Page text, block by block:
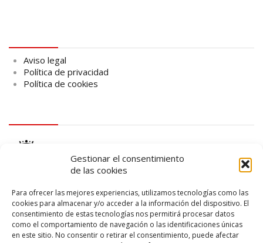
Gestionar el consentimiento
de las cookies
Para ofrecer las mejores experiencias, utilizamos tecnologías como las
cookies para almacenar y/o acceder a la información del dispositivo. El
consentimiento de estas tecnologías nos permitirá procesar datos
como el comportamiento de navegación o las identificaciones únicas
en este sitio. No consentir o retirar el consentimiento, puede afectar
Aviso legal
Política de privacidad
Política de cookies
logo SID